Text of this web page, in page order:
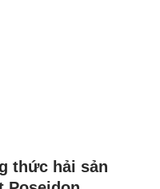
thức hải sản